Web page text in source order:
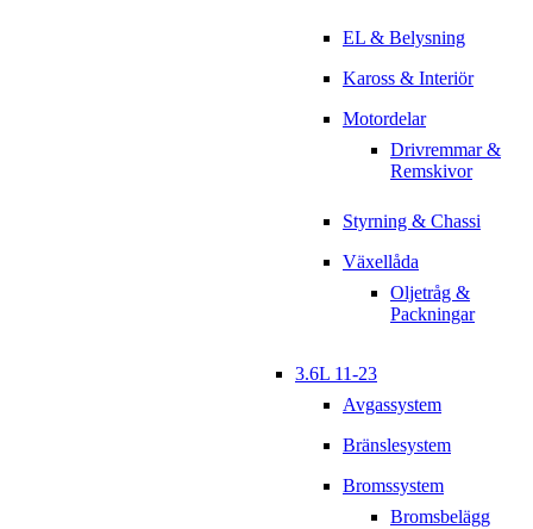
EL & Belysning
Kaross & Interiör
Motordelar
Drivremmar &
Remskivor
Styrning & Chassi
Växellåda
Oljetråg &
Packningar
3.6L 11-23
Avgassystem
Bränslesystem
Bromssystem
Bromsbelägg